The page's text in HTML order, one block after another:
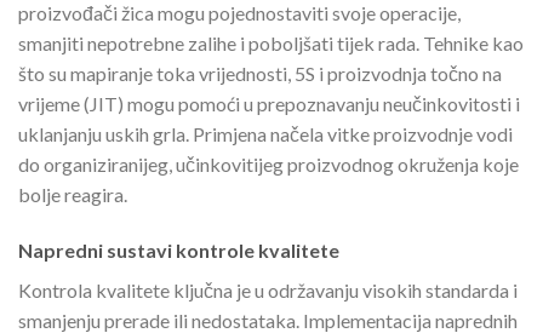
proizvođači žica mogu pojednostaviti svoje operacije,
smanjiti nepotrebne zalihe i poboljšati tijek rada. Tehnike kao
što su mapiranje toka vrijednosti, 5S i proizvodnja točno na
vrijeme (JIT) mogu pomoći u prepoznavanju neučinkovitosti i
uklanjanju uskih grla. Primjena načela vitke proizvodnje vodi
do organiziranijeg, učinkovitijeg proizvodnog okruženja koje
bolje reagira.
Napredni sustavi kontrole kvalitete
Kontrola kvalitete ključna je u održavanju visokih standarda i
smanjenju prerade ili nedostataka. Implementacija naprednih